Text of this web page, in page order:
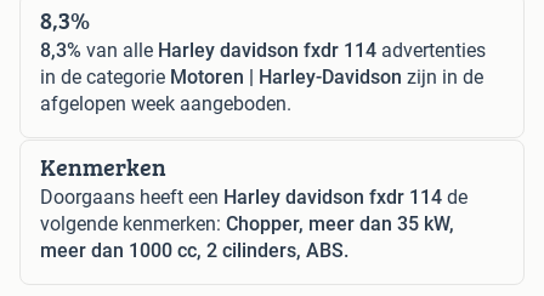
8,3%
8,3% van alle Harley davidson fxdr 114 advertenties
in de categorie Motoren | Harley-Davidson zijn in de
afgelopen week aangeboden.
Kenmerken
Doorgaans heeft een Harley davidson fxdr 114 de
volgende kenmerken: Chopper, meer dan 35 kW,
meer dan 1000 cc, 2 cilinders, ABS.